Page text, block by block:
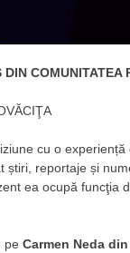
DIN
cu o experiență
știri, reportaje și
ea ocupă funcţia
pe Carmen Neda